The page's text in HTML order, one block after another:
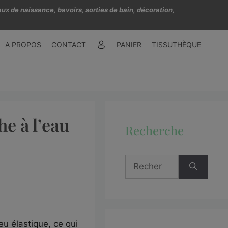
de naissance, bavoirs, sorties de bain, décoration,
A PROPOS CONTACT PANIER TISSUTHÈQUE
à l’eau
élastique, ce qui
Recherche